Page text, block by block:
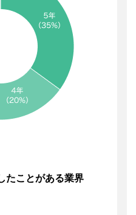
たことがある業界